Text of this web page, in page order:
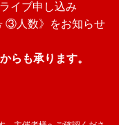
イブ申し込み
③人数》をお知らせ
からも承ります。